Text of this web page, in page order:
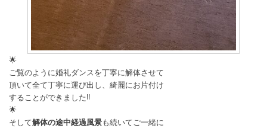
🌟
ご覧のように婚礼ダンスを丁寧に解体させて
頂いて全て丁寧に運び出し、綺麗にお片付け
することができました‼️
🌟
そして解体の途中経過風景も続いてご一緒に